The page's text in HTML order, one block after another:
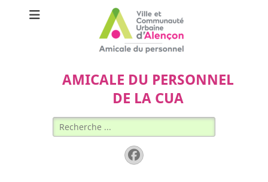
AMICALE DU PERSONNEL
DE LA CUA
Rechercher :
Facebook